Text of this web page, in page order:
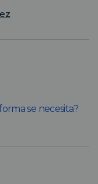
se necesita?